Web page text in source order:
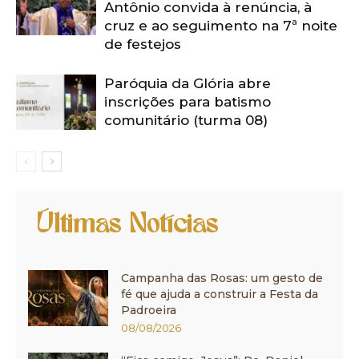
Antônio convida à renúncia, à
cruz e ao seguimento na 7ª noite
de festejos
Paróquia da Glória abre
inscrições para batismo
comunitário (turma 08)
Últimas Notícias
Campanha das Rosas: um gesto de
fé que ajuda a construir a Festa da
Padroeira
08/08/2026